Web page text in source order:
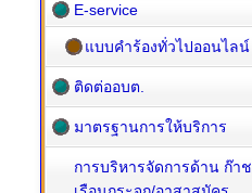
E-service
แบบคำร้องทั่วไปออนไลน์
ติดต่ออบต.
มาตรฐานการให้บริการ
การบริหารจัดการด้าน ก๊าช